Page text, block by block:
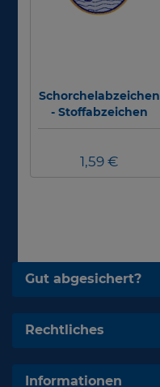
Schorchelabzeichen
- Stoffabzeichen
DSchnA Gold
1,59 €
Gut abgesichert?
Rechtliches
Informationen